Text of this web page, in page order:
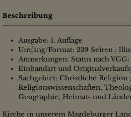
Beschreibung
Ausgabe: 1. Auflage
Umfang/Format: 239 Seiten :
Anmerkungen: Status nach
Einbandart und
Sachgebiet: Christliche Religion
Religionswissenschaften,
Geographie, Heimat- und
Kirche in unserem Magdeburger